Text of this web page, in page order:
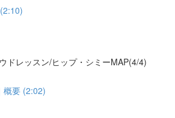
ドレッスン/ヒップ・シミーMAP(4/4)
概要 (2:02)